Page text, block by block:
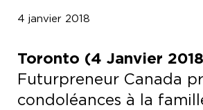
4 janvier 2018
Toronto (4 Janvier
Futurpreneur Canada
condoléances à la